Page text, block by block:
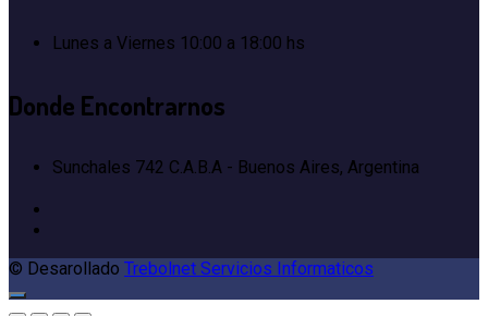
Lunes a Viernes 10:00 a 18:00 hs
Donde Encontrarnos
Sunchales 742 C.A.B.A - Buenos Aires, Argentina
© Desarollado Trebolnet Servicios Informaticos